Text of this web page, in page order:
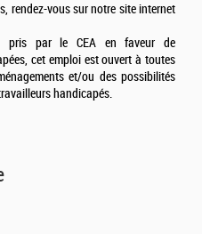
rendez-vous sur notre site internet
pris par le CEA en faveur de
cet emploi est ouvert à toutes
et/ou des possibilités
handicapés.